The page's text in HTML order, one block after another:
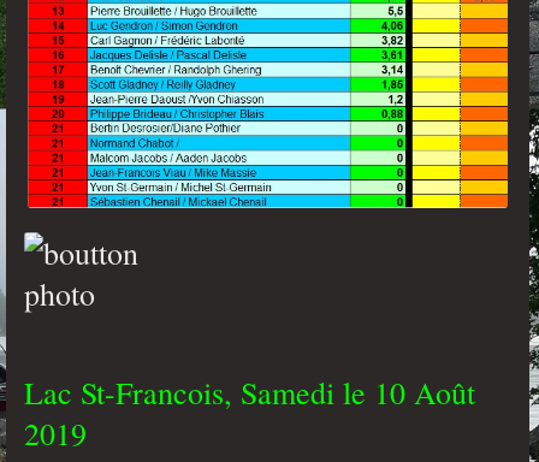
Lac St-Francois, Samedi le 10 Août
2019